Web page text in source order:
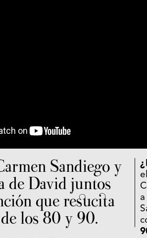
Sandiego y
de David juntos
que resucita
los 80 y 90.